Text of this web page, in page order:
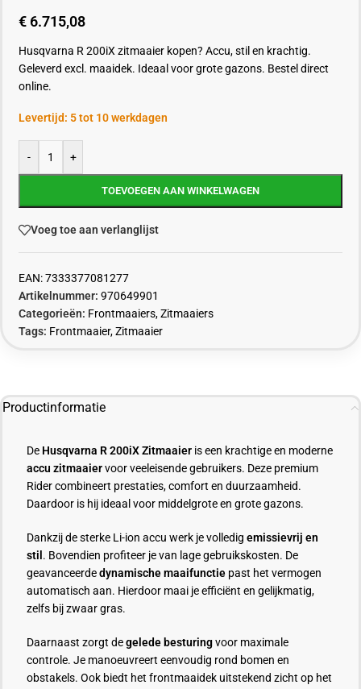
€ 6.715,08
Husqvarna R 200iX zitmaaier kopen? Accu, stil en krachtig.
Geleverd excl. maaidek. Ideaal voor grote gazons. Bestel direct
online.
Levertijd: 5 tot 10 werkdagen
- +
TOEVOEGEN AAN WINKELWAGEN
Voeg toe aan verlanglijst
EAN:7333377081277
Artikelnummer: 970649901
Categorieën: Frontmaaiers,Zitmaaiers
Tags: Frontmaaier,Zitmaaier
Productinformatie
De Husqvarna R 200iX Zitmaaier is een krachtige en moderne
accu zitmaaiervoor veeleisende gebruikers. Deze premium
Rider combineert prestaties, comfort en duurzaamheid.
Daardoor is hij ideaal voor middelgrote en grote gazons.
Dankzij de sterke Li-ion accu werk je volledig emissievrij en
stil . Bovendien profiteer je van lage gebruikskosten. De
geavanceerdedynamische maaifunctie past het vermogen
automatisch aan. Hierdoor maai je efficiënt en gelijkmatig,
zelfs bij zwaar gras.
Daarnaast zorgt degelede besturingvoor maximale
controle. Je manoeuvreert eenvoudig rond bomen en
obstakels. Ook biedt het frontmaaidek uitstekend zicht op het